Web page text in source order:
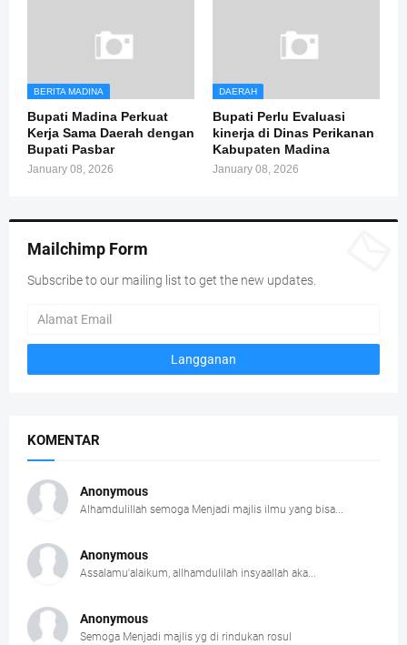
BERITA MADINA
Bupati Madina Perkuat
Kerja Sama Daerah dengan
Bupati Pasbar
January 08, 2026
DAERAH
Bupati Perlu Evaluasi
kinerja di Dinas Perikanan
Kabupaten Madina
January 08, 2026
Mailchimp Form
Subscribe to our mailing list to get the new updates.
KOMENTAR
Anonymous
Alhamdulillah semoga Menjadi majlis ilmu yang bisa...
Anonymous
Assalamu'alaikum, allhamdulilah insyaallah aka...
Anonymous
Semoga Menjadi majlis yg di rindukan rosul